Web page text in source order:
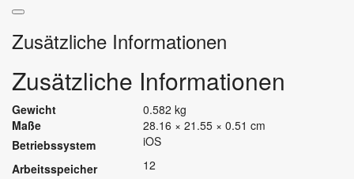
Zusätzliche Informationen
Zusätzliche Informationen
Gewicht
0.582 kg
Maße
28.16 × 21.55 × 0.51 cm
Betriebssystem
iOS
Arbeitsspeicher
12